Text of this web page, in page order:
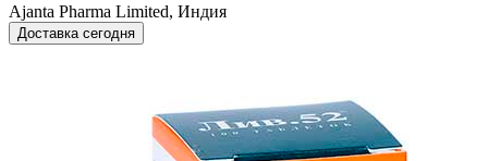
Ajanta Pharma Limited, Индия
Доставка сегодня